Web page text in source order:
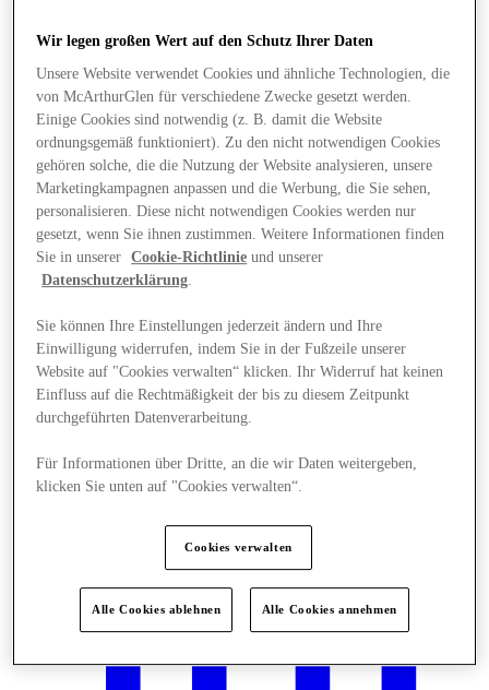
Angebote
Wir legen großen Wert auf den Schutz Ihrer Daten
Unsere Website verwendet Cookies und ähnliche Technologien, die
von McArthurGlen für verschiedene Zwecke gesetzt werden.
Einige Cookies sind notwendig (z. B. damit die Website
ordnungsgemäß funktioniert). Zu den nicht notwendigen Cookies
gehören solche, die die Nutzung der Website analysieren, unsere
Marketingkampagnen anpassen und die Werbung, die Sie sehen,
personalisieren. Diese nicht notwendigen Cookies werden nur
gesetzt, wenn Sie ihnen zustimmen. Weitere Informationen finden
Sie in unserer
Cookie-Richtlinie und unserer
Datenschutzerklärung.
Sie können Ihre Einstellungen jederzeit ändern und Ihre
Einwilligung widerrufen, indem Sie in der Fußzeile unserer
Website auf "Cookies verwalten“ klicken. Ihr Widerruf hat keinen
Einfluss auf die Rechtmäßigkeit der bis zu diesem Zeitpunkt
durchgeführten Datenverarbeitung.
Für Informationen über Dritte, an die wir Daten weitergeben,
klicken Sie unten auf "Cookies verwalten“.
Cookies verwalten
Alle Cookies ablehnen Alle Cookies annehmen